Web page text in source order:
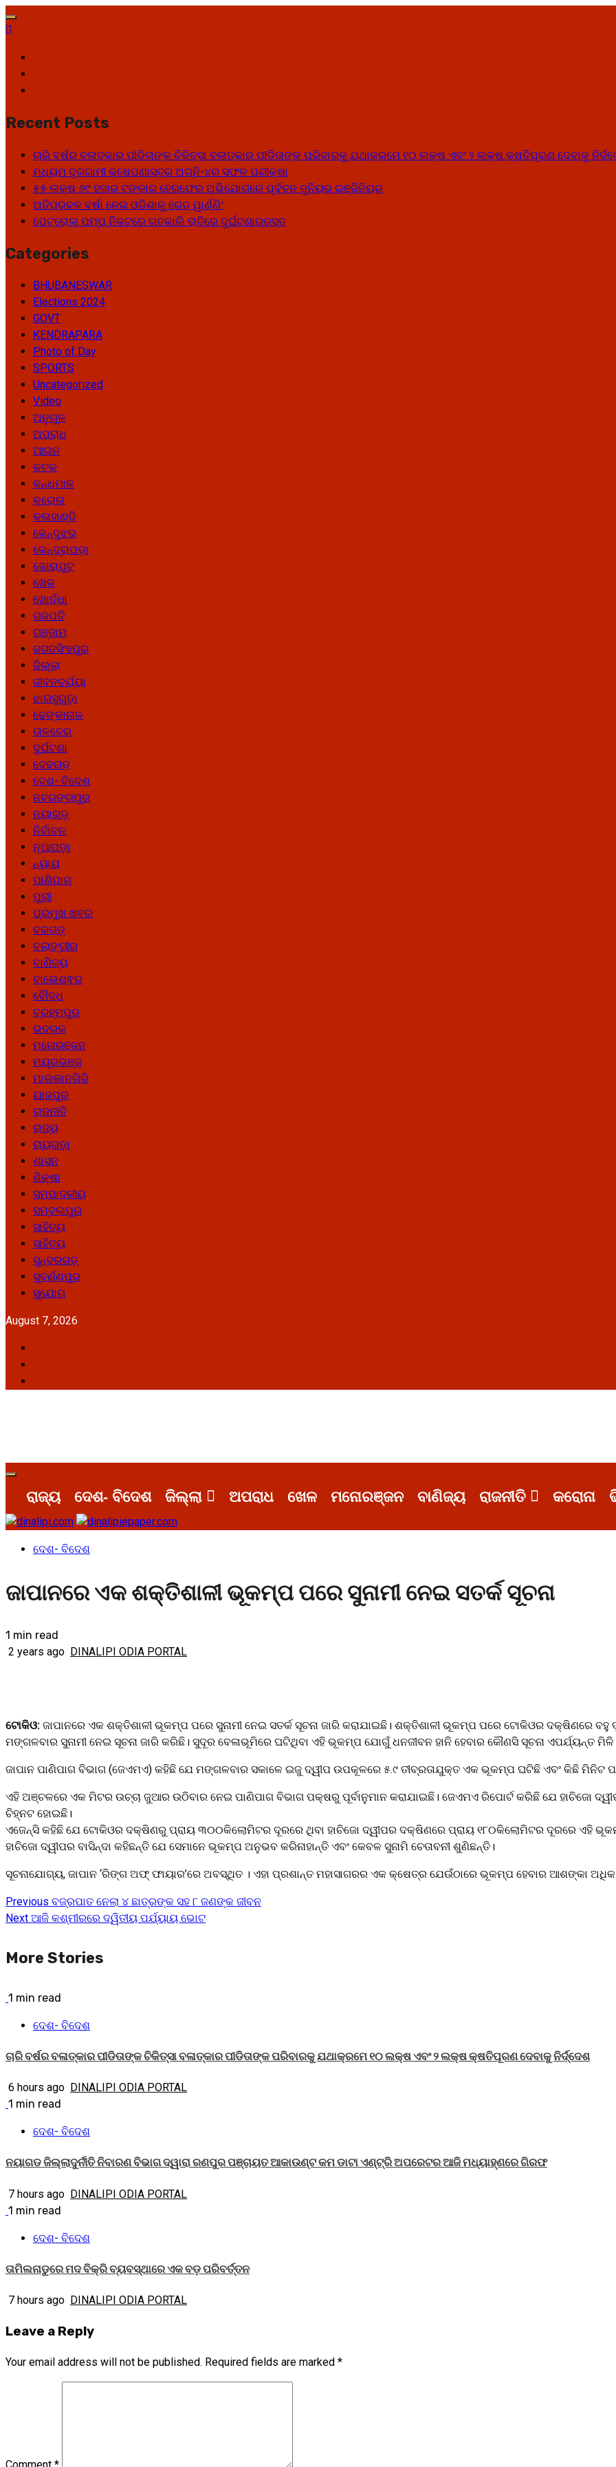
Recent Posts
ଚାରି ବର୍ଷର ବଳାତ୍କାର ପୀଡିତାଙ୍କ ଚିକିତ୍ସା ବଳାତ୍କାର ପୀଡିତାଙ୍କ ପରିବାରକୁ ଯଥାକ୍ରମେ ୧୦ ଲକ୍ଷ ଏବଂ ୨ ଲକ୍ଷ କ୍ଷତିପୂରଣ ଦେବାକୁ
ମଧ୍ୟମ ଦୂରଗାମୀ କ୍ଷେପଣାସ୍ତ୍ର ଅଗ୍ନି-୪ର ସଫଳ ପରୀକ୍ଷା
୫୫ ଲକ୍ଷ ୬୯ ହଜାର ଟଙ୍କାର ହେରଫେର ଅଭିଯୋଗରେ ପୂର୍ବତନ ଜୁନିୟର ଇଞ୍ଜିନିୟର
ଅତିପ୍ରବଳ ବର୍ଷା ନେଇ ଓଡିଶାକୁ ରେଡ୍ ୱାର୍ଣ୍ଣିଂ
ପେଟ୍ରୋଲ ପମ୍ପ ନିକଟରେ ଗତକାଲି ରାତିରେ ଦୁର୍ଘଟଣାଗ୍ରସ୍ତ
Categories
BHUBANESWAR
Elections 2024
GOVT
KENDRAPARA
Photo of Day
SPORTS
Uncategorized
Video
ଅନୁଗୁଳ
ଅପରାଧ
ଆଇନ
କଟକ
କନ୍ଧମାଳ
କରୋନା
କଳାହାଣ୍ଡି
କେନ୍ଦୁଝର
କେନ୍ଦ୍ରାପଡ଼ା
କୋରାପୁଟ
ଖେଳ
ଖୋର୍ଦ୍ଧା
ଗଜପତି
ଗଞ୍ଜାମ
ଜଗତସିଂହପୁର
ଜିଲ୍ଲା
ଜୀବନଚର୍ଯ୍ୟା
ଝାରସୁଗୁଡ଼ା
ଢେଙ୍କାନାଳ
ତାଳଚେର
ଦୁର୍ଘଟଣା
ଦେବଗଡ଼
ଦେଶ- ବିଦେଶ
ନବରଙ୍ଗପୁର
ନୟାଗଡ଼
ନିର୍ବାଚନ
ନୂଆପଡ଼ା
ନ୍ୟାୟ
ପାଣିପାଗ
ପୁରୀ
ପ୍ରମୁଖ ଖବର
ବରଗଡ଼
ବଲାଙ୍ଗୀର
ବାଣିଜ୍ୟ
ବାଲେଶ୍ଵର
ବୌଦ୍ଧ
ବ୍ରହ୍ମପୁର
ଭଦ୍ରକ
ମନୋରଞ୍ଜନ
ମୟୂରଭଞ୍ଜ
ମାଲକାନଗିରି
ଯାଜପୁର
ରାଜନୀତି
ରାଜ୍ୟ
ରାୟଗଡ଼ା
ଶାସନ
ଶିକ୍ଷା
ସମ୍ପାଦକୀୟ
ସମ୍ବଲପୁର
ସାହିତ୍ୟ
ସାହିତ୍ୟ
ସୁନ୍ଦରଗଡ଼
ସୁବର୍ଣ୍ଣପୁର
ସୁଯୋଗ
August 7, 2026
ରାଜ୍ୟ ଦେଶ- ବିଦେଶ ଜିଲ୍ଲା ଅପରାଧ ଖେଳ ମନୋରଞ୍ଜନ ବାଣିଜ୍ୟ ରାଜନୀତି କରୋନା
ଦେଶ- ବିଦେଶ
ଜାପାନରେ ଏକ ଶକ୍ତିଶାଳୀ ଭୂକମ୍ପ ପରେ ସୁନାମୀ ନେଇ ସତର୍କ ସୂଚନା
1 min read
2 years ago DINALIPI ODIA PORTAL
ଟୋକିଓ: ଜାପାନରେ ଏକ ଶକ୍ତିଶାଳୀ ଭୂକମ୍ପ ପରେ ସୁନାମୀ ନେଇ ସତର୍କ ସୂଚନା ଜାରି କରାଯାଇଛି। ଶକ୍ତିଶାଳୀ ଭୂକମ୍ପ ପରେ ଟୋକିଓର ଦକ୍ଷିଣରେ
ମଙ୍ଗଳବାର ସୁନାମୀ ନେଇ ସୂଚନା ଜାରି କରିଛି। ସୁଦୂର ବେଳାଭୂମିରେ ଘଟିଥିବା ଏହି ଭୂକମ୍ପ ଯୋଗୁଁ ଧନଜୀବନ ହାନି ହେବାର କୌଣସି ସୂଚନା ଏପର୍ଯ୍ୟନ୍ତ ମିଳି
ଜାପାନ ପାଣିପାଗ ବିଭାଗ (ଜେଏମଏ) କହିଛି ଯେ ମଙ୍ଗଳବାର ସକାଳେ ଇଜୁ ଦ୍ୱୀପ ଉପକୂଳରେ ୫.୯ ତୀବ୍ରତାଯୁକ୍ତ ଏକ ଭୂକମ୍ପ ଘଟିଛି ଏବଂ କିଛି ମିନିଟ ପରେ
ଏହି ଅଞ୍ଚଳରେ ଏକ ମିଟର ଉଚ୍ଚା ଜୁଆର ଉଠିବାର ନେଇ ପାଣିପାଗ ବିଭାଗ ପକ୍ଷରୁ ପୂର୍ବାନୁମାନ କରାଯାଇଛି। ଜେଏମଏ ରିପୋର୍ଟ କରିଛି ଯେ ହାଚିଜୋ
ଚିହ୍ନଟ ହୋଇଛି।
ଏଜେନ୍ସି କହିଛି ଯେ ଟୋକିଓର ଦକ୍ଷିଣରୁ ପ୍ରାୟ ୩୦୦କିଲୋମିଟର ଦୂରରେ ଥିବା ହାଚିଜୋ ଦ୍ୱୀପର ଦକ୍ଷିଣରେ ପ୍ରାୟ ୧୮୦କିଲୋମିଟର ଦୂରରେ ଏହି
ହାଚିଜୋ ଦ୍ୱୀପର ବାସିନ୍ଦା କହିଛନ୍ତି ଯେ ସେମାନେ ଭୂକମ୍ପ ଅନୁଭବ କରିନାହାନ୍ତି ଏବଂ କେବଳ ସୁନାମି ଚେତାବନୀ ଶୁଣିଛନ୍ତି।
ସୂଚନାଯୋଗ୍ୟ, ଜାପାନ ‘ରିଙ୍ଗ ଅଫ୍ ଫାୟାର’ରେ ଅବସ୍ଥିତ । ଏହା ପ୍ରଶାନ୍ତ ମହାସାଗରର ଏକ କ୍ଷେତ୍ର ଯେଉଁଠାରେ ଭୂକମ୍ପ ହେବାର ଆଶଙ୍କା ଅଧିକ
Previous ବଜ୍ରପାତ ନେଲା ୪ ଛାତ୍ରଙ୍କ ସହ ୮ ଜଣଙ୍କ ଜୀବନ
Next ଆଜି କଶ୍ମୀରରେ ଦ୍ୱିତୀୟ ପର୍ଯ୍ୟାୟ ଭୋଟ
More Stories
1 min read
ଦେଶ- ବିଦେଶ
ଚାରି ବର୍ଷର ବଳାତ୍କାର ପୀଡିତାଙ୍କ ଚିକିତ୍ସା ବଳାତ୍କାର ପୀଡିତାଙ୍କ ପରିବାରକୁ ଯଥାକ୍ରମେ ୧୦ ଲକ୍ଷ ଏବଂ ୨ ଲକ୍ଷ କ୍ଷତିପୂରଣ ଦେବାକୁ ନିର୍ଦ୍ଦେଶ
6 hours ago DINALIPI ODIA PORTAL
1 min read
ଦେଶ- ବିଦେଶ
ନୟାଗଡ ଜିଲ୍ଲାଦୁର୍ନୀତି ନିବାରଣ ବିଭାଗ ଦ୍ୱାରା ରଣପୁର ପଞ୍ଚାୟତ ଆକାଉଣ୍ଟ କମ ଡାଟା ଏଣ୍ଟ୍ରି ଅପରେଟର ଆଜି ମଧ୍ୟାହ୍‌ଣରେ ଗିରଫ
7 hours ago DINALIPI ODIA PORTAL
1 min read
ଦେଶ- ବିଦେଶ
ତାମିଲନାଡୁରେ ମଦ ବିକ୍ରି ବ୍ୟବସ୍ଥାରେ ଏକ ବଡ଼ ପରିବର୍ତ୍ତନ
7 hours ago DINALIPI ODIA PORTAL
Leave a Reply
Your email address will not be published. Required fields are marked *
Comment *